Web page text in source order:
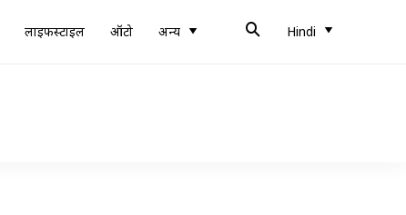
लाइफस्टाइल ऑटो अन्य Hindi